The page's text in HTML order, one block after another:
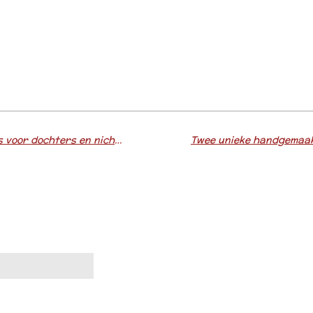
Van leren jas naar liefdevolle tasjes voor dochters en nichtjes